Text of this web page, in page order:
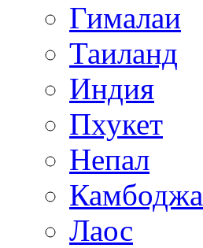
Гималаи
Таиланд
Индия
Пхукет
Непал
Камбоджа
Лаос